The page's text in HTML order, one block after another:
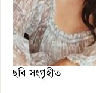
ছবি সংগৃহীত